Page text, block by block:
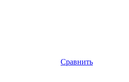
Сравнить